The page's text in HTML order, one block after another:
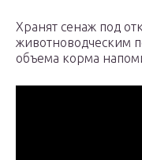
Хранят сенаж под
животноводческим
объема корма